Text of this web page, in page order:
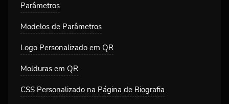
Parâmetros
Modelos de Parâmetros
Logo Personalizado em QR
Molduras em QR
CSS Personalizado na Página de Biografia